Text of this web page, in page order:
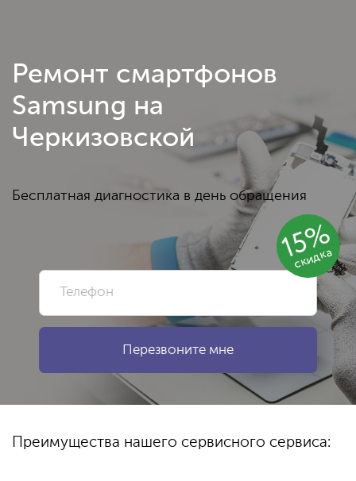
15%
скидка
Ремонт смартфонов
Samsung на
Черкизовской
Бесплатная диагностика в день обращения
Преимущества нашего сервисного сервиса: